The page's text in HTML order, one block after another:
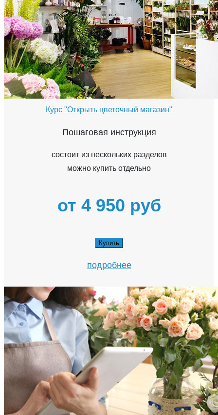
Курс "Открыть цветочный магазин"
Пошаговая инструкция
состоит из нескольких разделов
можно купить отдельно
от 4 950 руб
Купить
подробнее